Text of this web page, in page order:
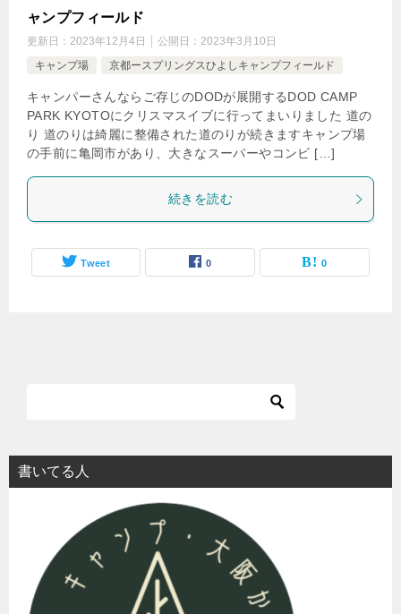
ャンプフィールド
更新日： 2023年12月4日 公開日： 2023年3月10日
キャンプ場
京都ースプリングスひよしキャンプフィールド
キャンパーさんならご存じのDODが展開するDOD CAMP
PARK KYOTOにクリスマスイブに行ってまいりました 道の
り 道のりは綺麗に整備された道のりが続きますキャンプ場
の手前に亀岡市があり、大きなスーパーやコンビ […]
続きを読む
Tweet 0 0
書いてる人